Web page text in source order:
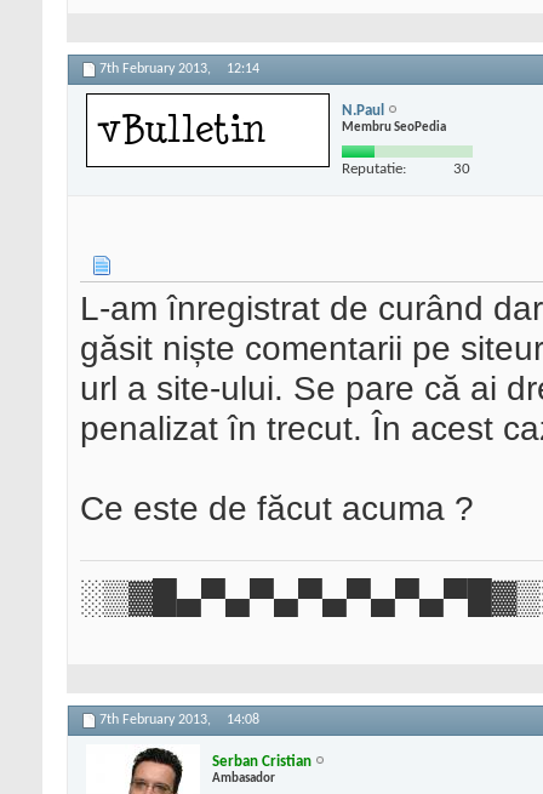
7th February 2013, 12:14
N.Paul
Membru SeoPedia
Reputatie: 30
L-am înregistrat de curând
găsit niște comentarii pe
url a site-ului. Se pare că ai
penalizat în trecut. În acest
Ce este de făcut acuma ?
7th February 2013, 14:08
Serban Cristian
Ambasador